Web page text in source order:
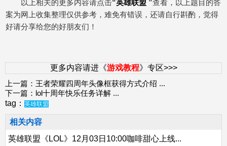
以上相关的更多内容请点击“英雄联盟 ”查看，以上题目的答
案为网上收集整理仅供参考，难免有错误，还请自行斟酌，觉得
好请分享给您的好朋友们！
更多内容请进《游戏教程》专区>>>
上一篇： 王者荣耀四周年头像框获得方式介绍 ...
下一篇： lol十周年快乐任务详解 ...
tag： 英雄联盟
相关内容
英雄联盟《LOL》12月03日10:00咖啡甜心上线...